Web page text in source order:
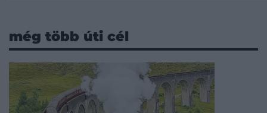
még több úti cél